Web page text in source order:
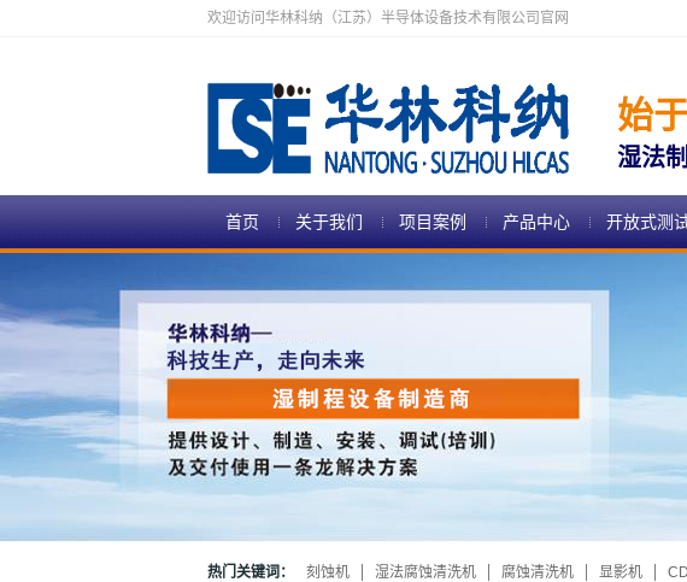
欢迎访问华林科纳（江苏）半导体设备技术有限公司官网
始
湿法
首页 关于我们 项目案例 产品中心 开放式测
热门关键词： 刻蚀机 湿法腐蚀清洗机 腐蚀清洗机 显影机